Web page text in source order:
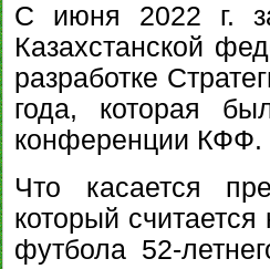
С июня 2022 г.
Казахстанской
разработке
года, которая
конференции КФФ.
Что касается
который считается
футбола 52-